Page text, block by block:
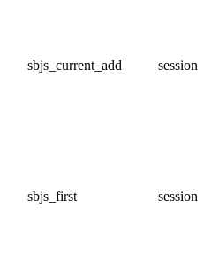
sbjs_current_add session
sbjs_first session